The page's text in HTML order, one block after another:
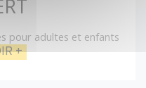
pour adultes et enfants
+